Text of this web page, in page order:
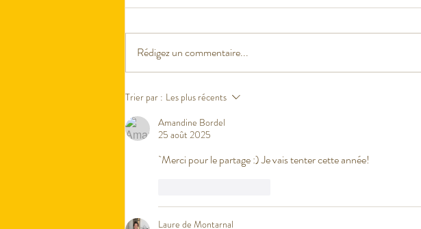
Mémo de rentrée
Quiz de PE
Rédigez un commentaire...
Trier par : Les plus récents
Amandine Bordel
25 août 2025
`Merci pour le partage :) Je vais tenter cette année!
Laure de Montarnal